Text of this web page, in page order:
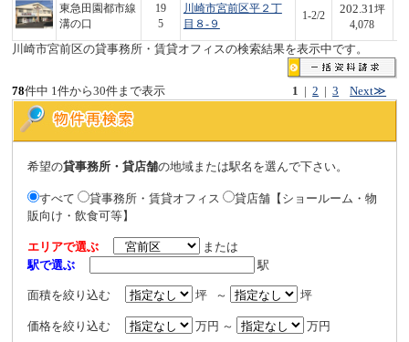
東急田園都市線
溝の口
19
5
川崎市宮前区平２丁
目８-９
1-2/2
202.31 坪
4,078
川崎市宮前区の貸事務所・賃貸オフィスの検索結果を表示中です。
1 |2 |3 Next≫
78件中 1件から30件まで表示
希望の貸事務所・貸店舗の地域または駅名を選んで下さい。
すべて 貸事務所・賃貸オフィス
貸店舗【ショールーム・物
販向け・飲食可等】
エリアで選ぶ
または
駅で選ぶ
駅
面積を絞り込む 坪 ～ 坪
価格を絞り込む 万円 ～ 万円